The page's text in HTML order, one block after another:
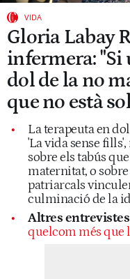
VIDA
Gloria Labay
infermera: "Si
dol de la no
que no està
La terapeuta en
'La vida sense
sobre els tabús
maternitat, o
patriarcals
culminació de la
Altres entrevistes |
quelcom més que